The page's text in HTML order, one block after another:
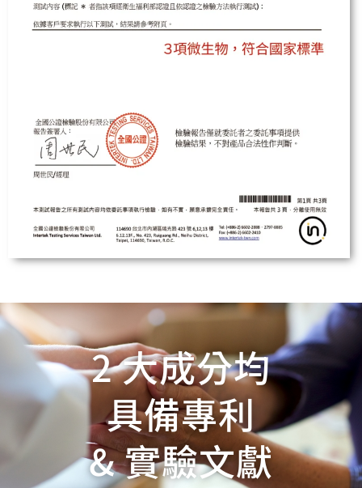
2 大成分均
具備專利
& 實驗文獻